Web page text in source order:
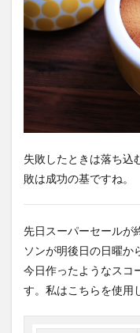
失敗したときは落ち込
敗は成功の基ですね。
先日スーパーセールが
ソンが明後日の日曜か
今日作ったようなスコ
す。私はこちらを使用